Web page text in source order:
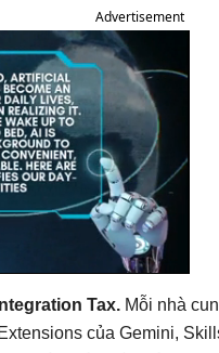
Advertisement
Tax. Mỗi nhà
của Gemini,